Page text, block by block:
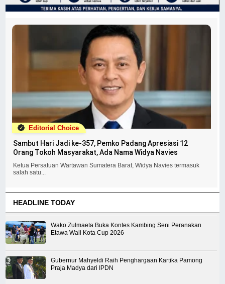
Editorial Choice
Sambut Hari Jadi ke-357, Pemko Padang Apresiasi 12
Orang Tokoh Masyarakat, Ada Nama Widya Navies
Ketua Persatuan Wartawan Sumatera Barat, Widya Navies termasuk
salah satu...
HEADLINE TODAY
Wako Zulmaeta Buka Kontes Kambing Seni Peranakan
Etawa Wali Kota Cup 2026
Gubernur Mahyeldi Raih Penghargaan Kartika Pamong
Praja Madya dari IPDN